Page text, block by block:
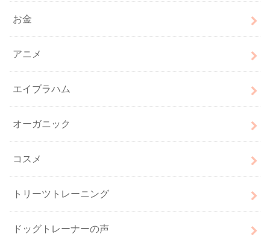
お金
アニメ
エイブラハム
オーガニック
コスメ
トリーツトレーニング
ドッグトレーナーの声